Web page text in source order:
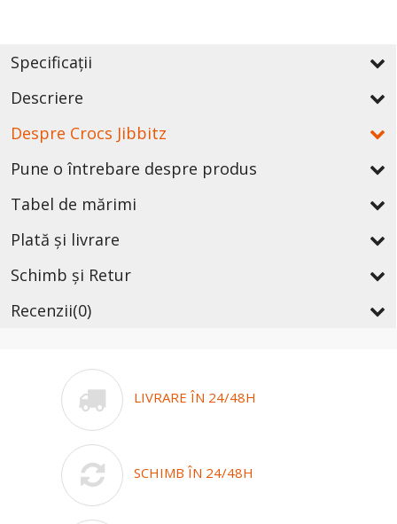
Specificații
Descriere
Despre Crocs Jibbitz
Pune o întrebare despre produs
Tabel de mărimi
Plată și livrare
Schimb și Retur
Recenzii(0)
LIVRARE ÎN 24/48H
SCHIMB ÎN 24/48H